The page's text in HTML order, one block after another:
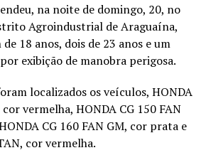
na noite de domingo, 20, no
Agroindustrial de Araguaína,
18 anos, dois de 23 anos e um
exibição de manobra perigosa.
localizados os veículos, HONDA
cor vermelha, HONDA CG 150 FAN
CG 160 FAN GM, cor prata e
cor vermelha.